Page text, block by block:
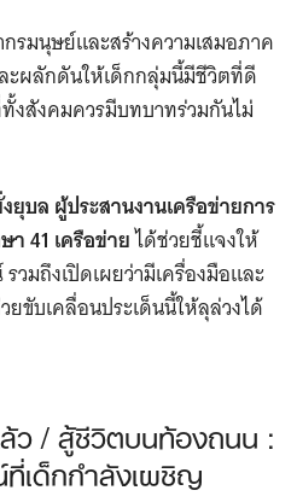
รมนุษย์และสร้างความเสมอภาค
ะผลักดันให้เด็กกลุ่มนี้มีชีวิตที่ดี
งสังคมควรมีบทบาทร่วมกันไม่
ยุบล ผู้ประสานงานเครือข่ายการ
า 41 เครือข่ายได้ช่วยชี้แจงให้
วมถึงเปิดเผยว่ามีเครื่องมือและ
ยขับเคลื่อนประเด็นนี้ให้ลุล่วงได้
ว / สู้ชีวิตบนท้องถนน :
เด็กกำลังเผชิญ